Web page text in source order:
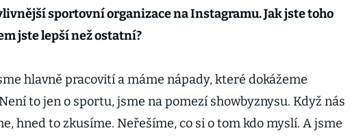
sportovní organizace na Instagramu. Jak jste toho
jste lepší než ostatní?
hlavně pracovití a máme nápady, které dokážeme
to jen o sportu, jsme na pomezí showbyznysu. Když nás
hned to zkusíme. Neřešíme, co si o tom kdo myslí. A jsme